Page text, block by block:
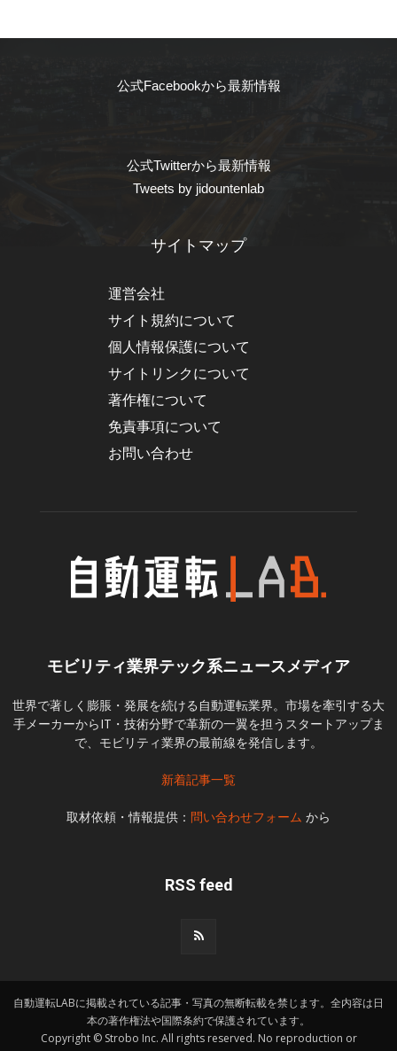
公式Facebookから最新情報
公式Twitterから最新情報
Tweets by jidountenlab
サイトマップ
運営会社
サイト規約について
個人情報保護について
サイトリンクについて
著作権について
免責事項について
お問い合わせ
モビリティ業界テック系ニュースメディア
世界で著しく膨脹・発展を続ける自動運転業界。市場を牽引する大
手メーカーからIT・技術分野で革新の一翼を担うスタートアップま
で、モビリティ業界の最前線を発信します。
新着記事一覧
取材依頼・情報提供： 問い合わせフォーム から
RSS feed
自動運転LABに掲載されている記事・写真の無断転載を禁じます。全内容は日
本の著作権法や国際条約で保護されています。
Copyright © Strobo Inc. All rights reserved. No reproduction or